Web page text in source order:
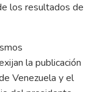
los resultados de
la publicación
Venezuela y el